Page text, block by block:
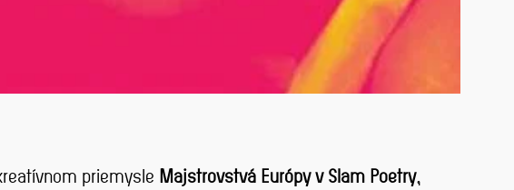
priemysle Majstrovstvá Európy v Slam Poetry,